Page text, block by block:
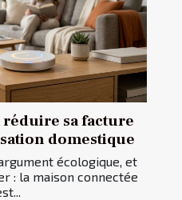
sa facture
domestique
écologique, et
: la maison connectée